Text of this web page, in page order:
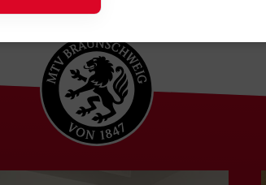
Mo.-Fr.:8.30 - 12 Uhr
Mo.-Do.:14.30 - 20
Uhr
Fr.:14.30 - 17.30 Uhr